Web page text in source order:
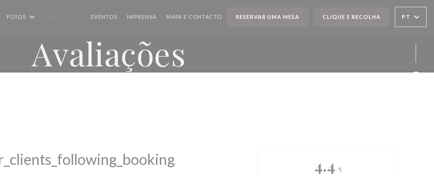
FOTOS EVENTOS IMPRENSA MAPA E CONTACTO RESERVAR UMA MESA CLIQUE E RECOLHA PT
Avaliações
4.4 /5